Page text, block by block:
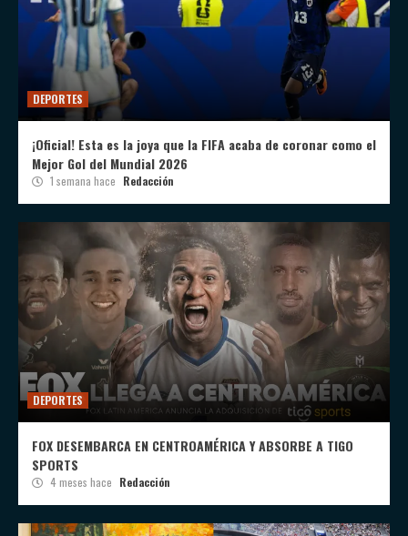
DEPORTES
¡Oficial! Esta es la joya que la FIFA acaba de coronar como el
Mejor Gol del Mundial 2026
1 semana hace Redacción
DEPORTES
FOX DESEMBARCA EN CENTROAMÉRICA Y ABSORBE A TIGO
SPORTS
4 meses hace Redacción